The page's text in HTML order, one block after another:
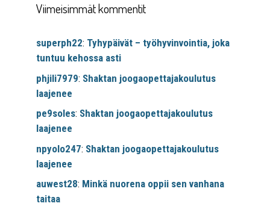
Viimeisimmät kommentit
superph22: Tyhypäivät – työhyvinvointia, joka
tuntuu kehossa asti
phjili7979: Shaktan joogaopettajakoulutus
laajenee
pe9soles: Shaktan joogaopettajakoulutus
laajenee
npyolo247: Shaktan joogaopettajakoulutus
laajenee
auwest28: Minkä nuorena oppii sen vanhana
taitaa